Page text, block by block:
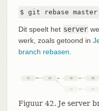
$ git rebase
Dit speelt het server
werk, zoals getoond in
branch rebasen
Figuur 42. Je server